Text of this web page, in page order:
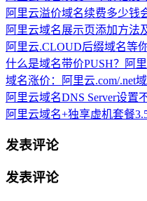
阿里云溢价域名续费多少钱
阿里云域名展示页添加方法
阿里云.CLOUD后缀域名等
什么是域名带价PUSH？阿
域名涨价：阿里云.com/.net
阿里云域名DNS Server设置
阿里云域名+独享虚机套餐
发表评论
发表评论